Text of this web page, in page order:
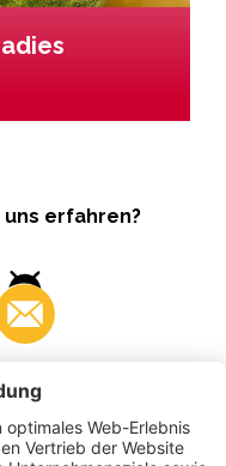
erfahren?